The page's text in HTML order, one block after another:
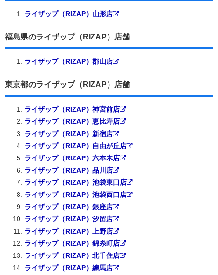
ライザップ（RIZAP）山形店
福島県のライザップ（RIZAP）店舗
ライザップ（RIZAP）郡山店
東京都のライザップ（RIZAP）店舗
ライザップ（RIZAP）神宮前店
ライザップ（RIZAP）恵比寿店
ライザップ（RIZAP）新宿店
ライザップ（RIZAP）自由が丘店
ライザップ（RIZAP）六本木店
ライザップ（RIZAP）品川店
ライザップ（RIZAP）池袋東口店
ライザップ（RIZAP）池袋西口店
ライザップ（RIZAP）銀座店
ライザップ（RIZAP）汐留店
ライザップ（RIZAP）上野店
ライザップ（RIZAP）錦糸町店
ライザップ（RIZAP）北千住店
ライザップ（RIZAP）練馬店